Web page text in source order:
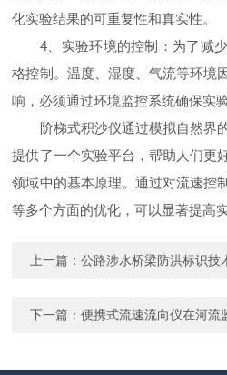
化实验结果的可重复性和真实性。
4、实验环境的控制：为了减少
格控制。温度、湿度、气流等环境
响，必须通过环境监控系统确保实
阶梯式积沙仪通过模拟自然界
提供了一个实验平台，帮助人们更
领域中的基本原理。通过对流速控
等多个方面的优化，可以显著提高
上一篇：公路涉水桥梁防洪标识技
下一篇：便携式流速流向仪在河流